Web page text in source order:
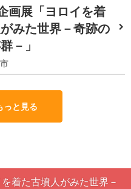
画展「ヨロイを着
みた世界－奇跡の
－」
っと見る
着た古墳人がみた世界－